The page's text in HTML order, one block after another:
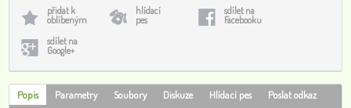
přidat k
oblíbeným
hlídací
pes
sdílet na
Facebooku
sdílet na
Google+
Popis Parametry Soubory Diskuze Hlídací pes
Poslat odkaz